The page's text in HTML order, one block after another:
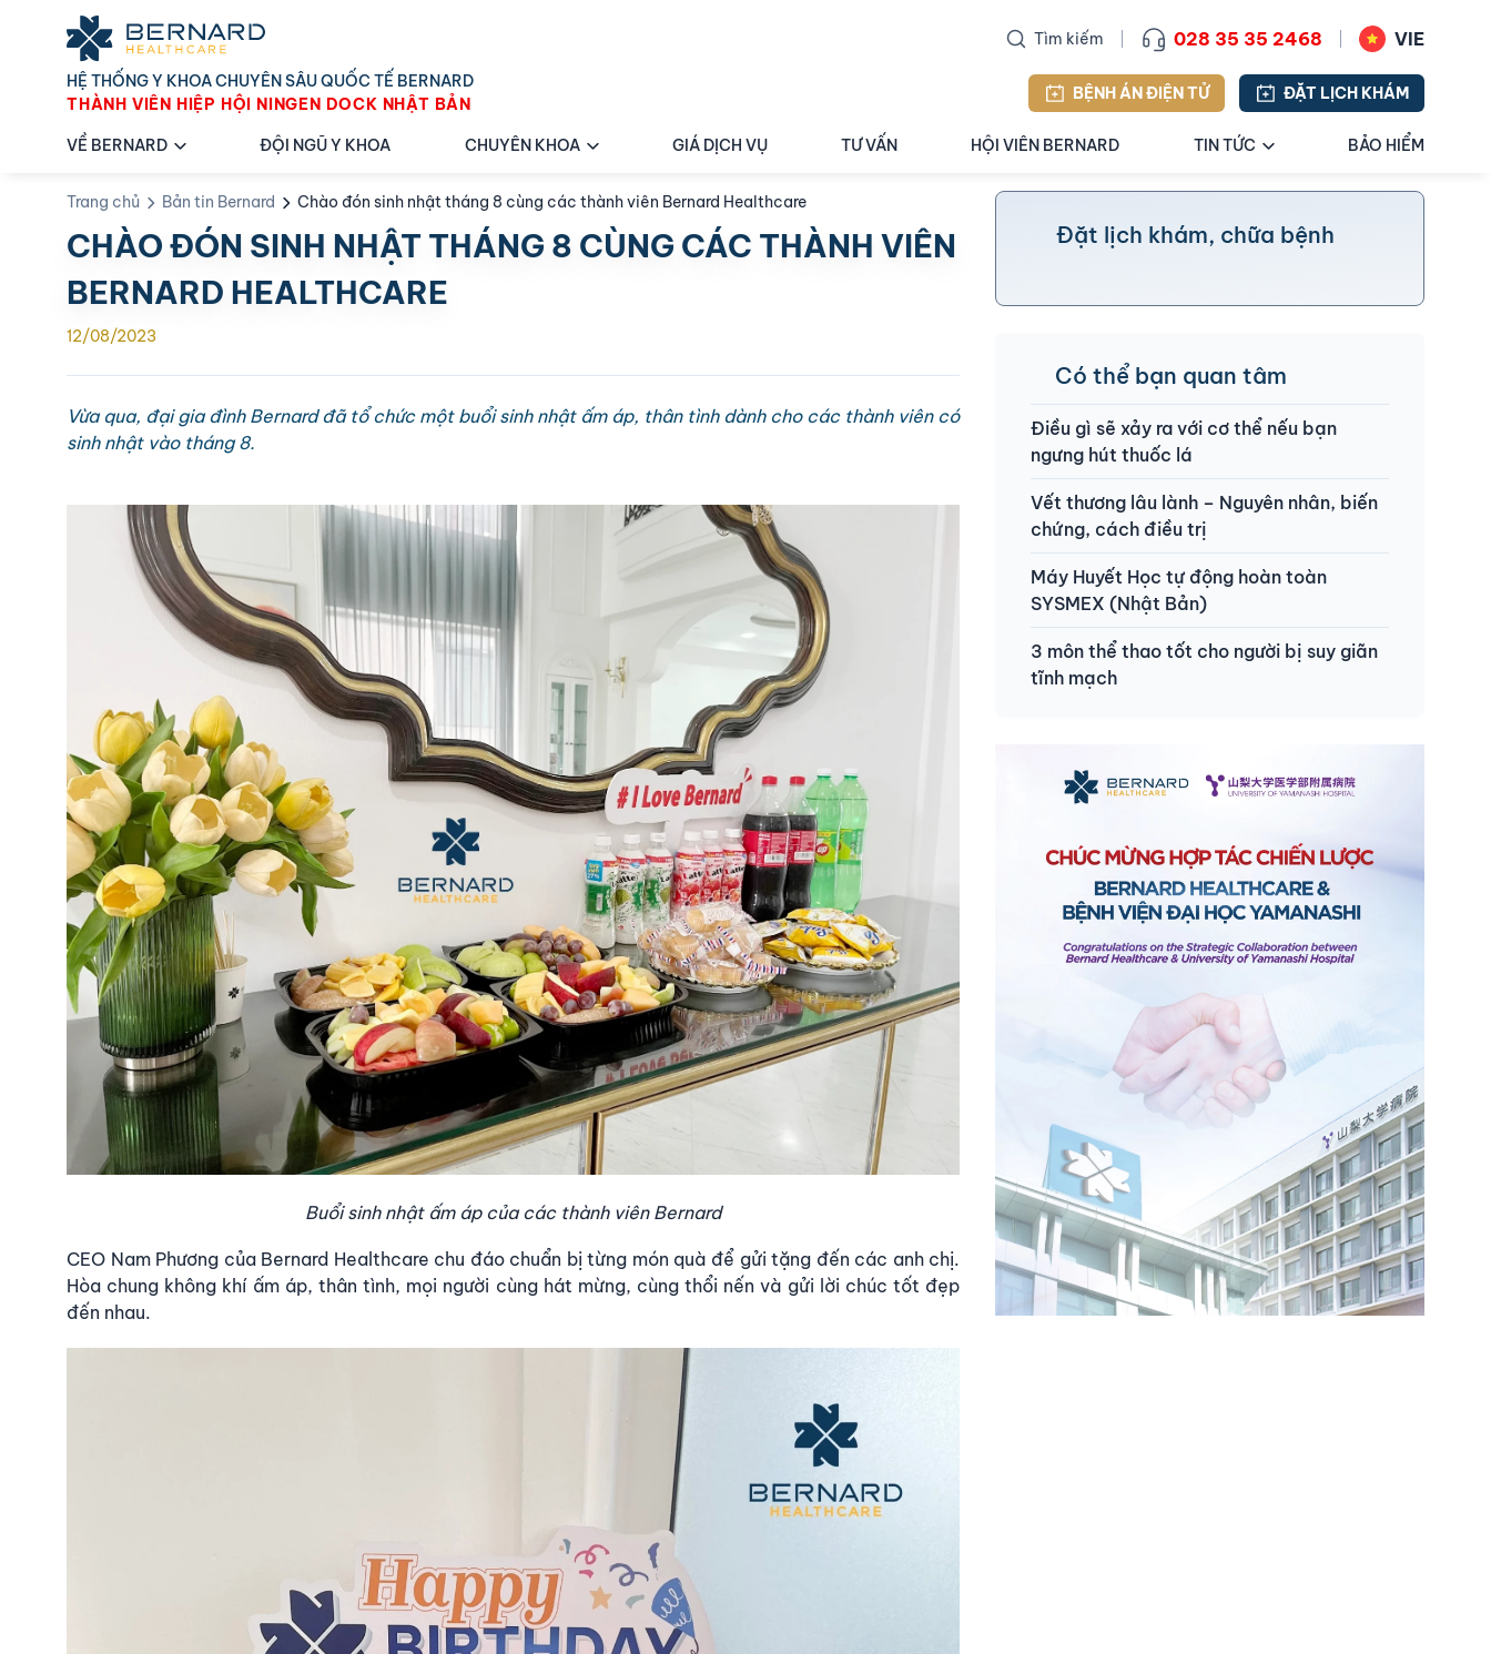
Tìm kiếm 028 35 35 2468 VIE
HỆ THỐNG Y KHOA CHUYÊN SÂU QUỐC TẾ BERNARD
THÀNH VIÊN HIỆP HỘI NINGEN DOCK NHẬT BẢN
BỆNH ÁN ĐIỆN TỬ ĐẶT LỊCH KHÁM
VỀ BERNARD ĐỘI NGŨ Y KHOA CHUYÊN KHOA GIÁ DỊCH VỤ TƯ VẤN HỘI VIÊN BERNARD TIN TỨC BẢO HIỂM
Trang chủ Bản tin Bernard Chào đón sinh nhật tháng 8 cùng các thành viên Bernard Healthcare
CHÀO ĐÓN SINH NHẬT THÁNG 8 CÙNG CÁC THÀNH VIÊN
BERNARD HEALTHCARE
12/08/2023
​Vừa qua, đại gia đình Bernard đã tổ chức một buổi sinh nhật ấm áp, thân tình dành cho các thành viên có
sinh nhật vào tháng 8.
Buổi sinh nhật ấm áp của các thành viên Bernard
CEO Nam Phương của Bernard Healthcare chu đáo chuẩn bị từng món quà để gửi tặng đến các anh chị.
Hòa chung không khí ấm áp, thân tình, mọi người cùng hát mừng, cùng thổi nến và gửi lời chúc tốt đẹp
đến nhau.​
Đặt lịch khám, chữa bệnh
Có thể bạn quan tâm
Điều gì sẽ xảy ra với cơ thể nếu bạn
ngưng hút thuốc lá
Vết thương lâu lành – Nguyên nhân, biến
chứng, cách điều trị
Máy Huyết Học tự động hoàn toàn
SYSMEX (Nhật Bản)
3 môn thể thao tốt cho người bị suy giãn
tĩnh mạch